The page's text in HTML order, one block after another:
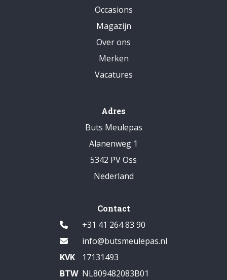
Occasions
Magazijn
Over ons
Merken
Vacatures
Adres
Buts Meulepas
Alanenweg 1
5342 PV Oss
Nederland
Contact
+31 41 264 83 90
info@butsmeulepas.nl
KVK
17131493
BTW NL809482083B01